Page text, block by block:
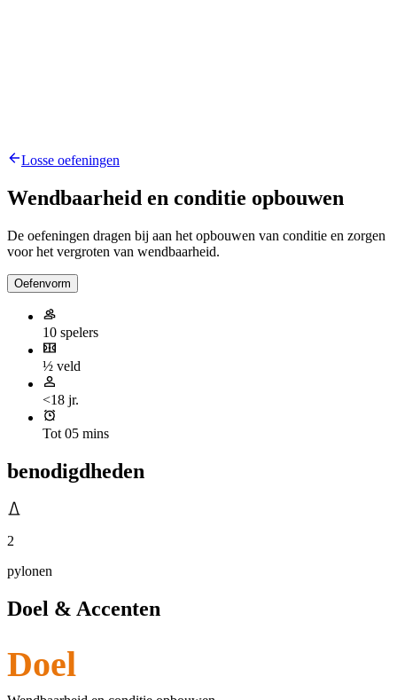
Losse oefeningen
Wendbaarheid en conditie opbouwen
De oefeningen dragen bij aan het opbouwen van conditie en zorgen
voor het vergroten van wendbaarheid.
Oefenvorm
10 spelers
½ veld
<18 jr.
Tot 05 mins
benodigdheden
2
pylonen
Doel & Accenten
Doel